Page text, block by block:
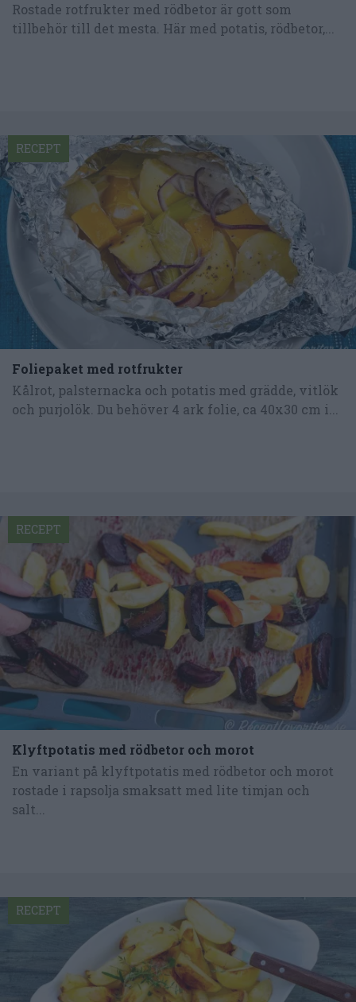
Rostade rotfrukter med rödbetor är gott som
tillbehör till det mesta. Här med potatis, rödbetor,...
Foliepaket med rotfrukter
Kålrot, palsternacka och potatis med grädde, vitlök
och purjolök. Du behöver 4 ark folie, ca 40x30 cm i...
RECEPT
Klyftpotatis med rödbetor och morot
En variant på klyftpotatis med rödbetor och morot
rostade i rapsolja smaksatt med lite timjan och
salt...
RECEPT
RECEPT